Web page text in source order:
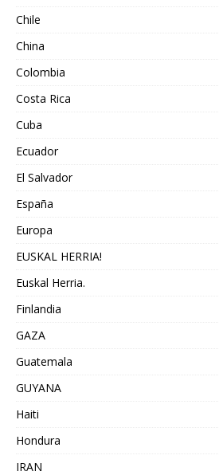
Chile
China
Colombia
Costa Rica
Cuba
Ecuador
El Salvador
España
Europa
EUSKAL HERRIA!
Euskal Herria.
Finlandia
GAZA
Guatemala
GUYANA
Haiti
Hondura
IRAN